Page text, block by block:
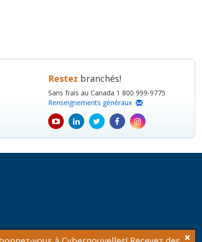
Restez branchés!
Sans frais au Canada 1 800 999-9775
Renseignements généraux
youtube
icon
Linkedin
icon
Twitter
icon
Facebook
icon
Instagram
icon
×